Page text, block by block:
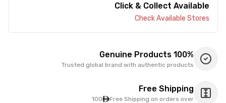
Click & Collect Available
Check Available Stores
100% Genuine Products
Trusted global brand with authentic products
Free Shipping
Free Shipping on orders over
100